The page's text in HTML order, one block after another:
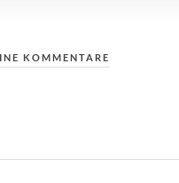
KOMMENTARE